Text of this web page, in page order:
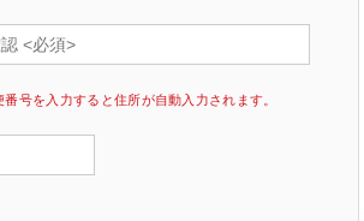
号を入力すると住所が自動入力されます。